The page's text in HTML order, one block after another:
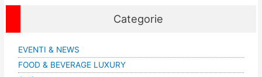
Categorie
EVENTI & NEWS
FOOD & BEVERAGE LUXURY